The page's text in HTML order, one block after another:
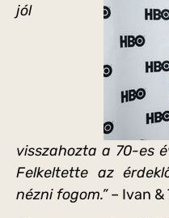
jól
visszahozta a 70-es
Felkeltette az
nézni fogom.”– Ivan &